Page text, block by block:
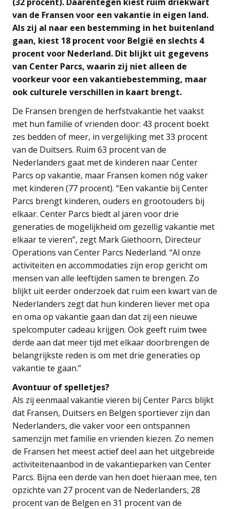
van de Fransen voor een vakantie in eigen land.
Als zij al naar een bestemming in het buitenland
gaan, kiest 18 procent voor België en slechts 4
procent voor Nederland. Dit blijkt uit gegevens
van Center Parcs, waarin zij niet alleen de
voorkeur voor een vakantiebestemming, maar
ook culturele verschillen in kaart brengt.
De Fransen brengen de herfstvakantie het vaakst
met hun familie of vrienden door: 43 procent boekt
zes bedden of meer, in vergelijking met 33 procent
van de Duitsers. Ruim 63 procent van de
Nederlanders gaat met de kinderen naar Center
Parcs op vakantie, maar Fransen komen nóg vaker
met kinderen (77 procent). “Een vakantie bij Center
Parcs brengt kinderen, ouders en grootouders bij
elkaar. Center Parcs biedt al jaren voor drie
generaties de mogelijkheid om gezellig vakantie met
elkaar te vieren”, zegt Mark Giethoorn, Directeur
Operations van Center Parcs Nederland. “Al onze
activiteiten en accommodaties zijn erop gericht om
mensen van alle leeftijden samen te brengen. Zo
blijkt uit eerder onderzoek dat ruim een kwart van de
Nederlanders zegt dat hun kinderen liever met opa
en oma op vakantie gaan dan dat zij een nieuwe
spelcomputer cadeau krijgen. Ook geeft ruim twee
derde aan dat meer tijd met elkaar doorbrengen de
belangrijkste reden is om met drie generaties op
vakantie te gaan.”
Avontuur of spelletjes?
Als zij eenmaal vakantie vieren bij Center Parcs blijkt
dat Fransen, Duitsers en Belgen sportiever zijn dan
Nederlanders, die vaker voor een ontspannen
samenzijn met familie en vrienden kiezen. Zo nemen
de Fransen het meest actief deel aan het uitgebreide
activiteitenaanbod in de vakantieparken van Center
Parcs. Bijna een derde van hen doet hieraan mee, ten
opzichte van 27 procent van de Nederlanders, 28
procent van de Belgen en 31 procent van de